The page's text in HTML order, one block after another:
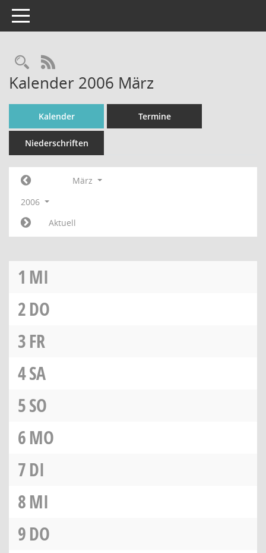
Toggle navigation
Rechercheauswahl
RSS-Feed
Kalender 2006 März
Kalender Termine
Niederschriften
März
2006
Aktuell
1 MI
2DO
3FR
4SA
5SO
6MO
7DI
8MI
9DO